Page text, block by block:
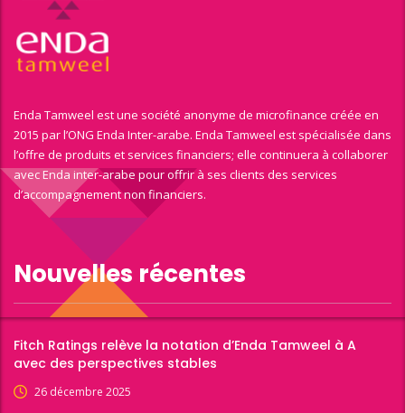
Enda Tamweel est une société anonyme de microfinance créée en
2015 par l’ONG Enda Inter-arabe. Enda Tamweel est spécialisée dans
l’offre de produits et services financiers; elle continuera à collaborer
avec Enda inter-arabe pour offrir à ses clients des services
d’accompagnement non financiers.
Nouvelles récentes
Fitch Ratings relève la notation d’Enda Tamweel à A
avec des perspectives stables
26 décembre 2025